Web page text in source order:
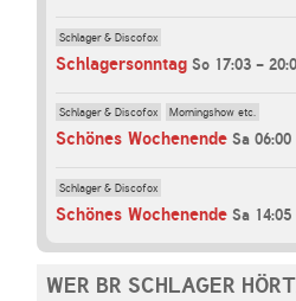
Schlager & Discofox
Schlagersonntag So 17:03 -
Schlager & Discofox Morningshow etc.
Schönes Wochenende Sa
Schlager & Discofox
Schönes Wochenende Sa
WER BR SCHLAGER